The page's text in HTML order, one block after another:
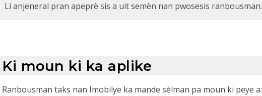
Li anjeneral pran apeprè sis a uit semèn nan pwosesis ranbousman.
Ki moun ki ka aplike
Ranbousman taks nan Imobilye ka mande sèlman pa moun ki peye a: